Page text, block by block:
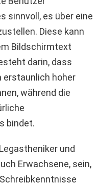
sinnvoll, es über eine
Diese kann
Bildschirmtext
darin, dass
erstaunlich hoher
während die
bindet.
und
Erwachsene, sein,